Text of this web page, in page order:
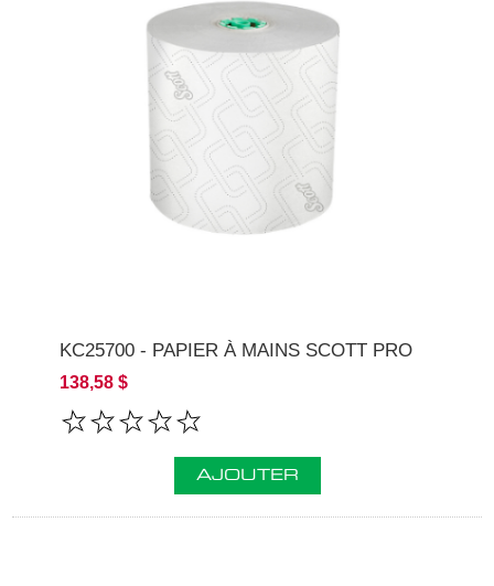
KC25700 - PAPIER À MAINS SCOTT PRO
138,58 $
AJOUTER